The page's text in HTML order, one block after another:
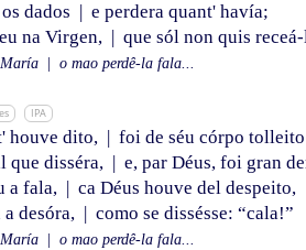
dados | e perdera quant' havía;
na Virgen, | que sól non quis
o mao perdê-la fala...
IPA
houve dito, | foi de séu córpo tolleito
que disséra, | e, par Déus, foi gran
a fala, | ca Déus houve del despeito,
desóra, | como se dissésse: “cala!”
o mao perdê-la fala...